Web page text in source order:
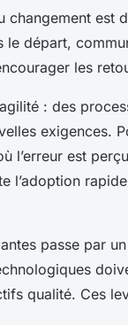
changement est
départ,
les
: des
exigences.
l’erreur est
l’adoption
passe par
qualité. Ces